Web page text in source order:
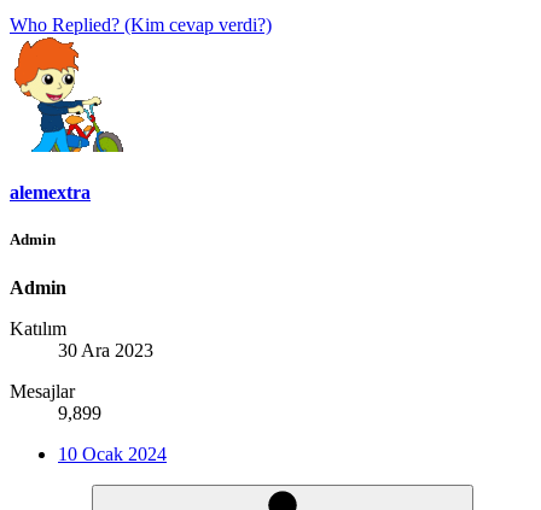
Who Replied? (Kim cevap verdi?)
alemextra
Admin
Admin
Katılım
30 Ara 2023
Mesajlar
9,899
10 Ocak 2024